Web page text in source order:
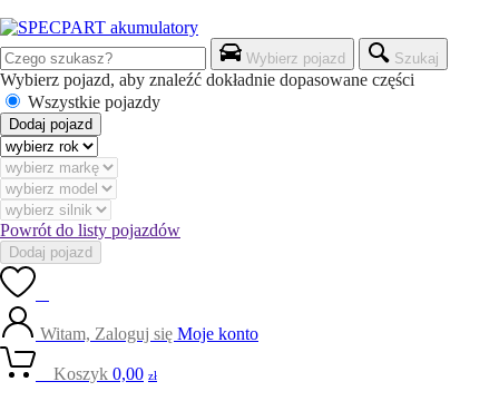
Wybierz pojazd Szukaj
Wybierz pojazd, aby znaleźć dokładnie dopasowane części
Wszystkie pojazdy
Dodaj pojazd
Powrót do listy pojazdów
Dodaj pojazd
Witam, Zaloguj się Moje konto
Koszyk 0,00 zł